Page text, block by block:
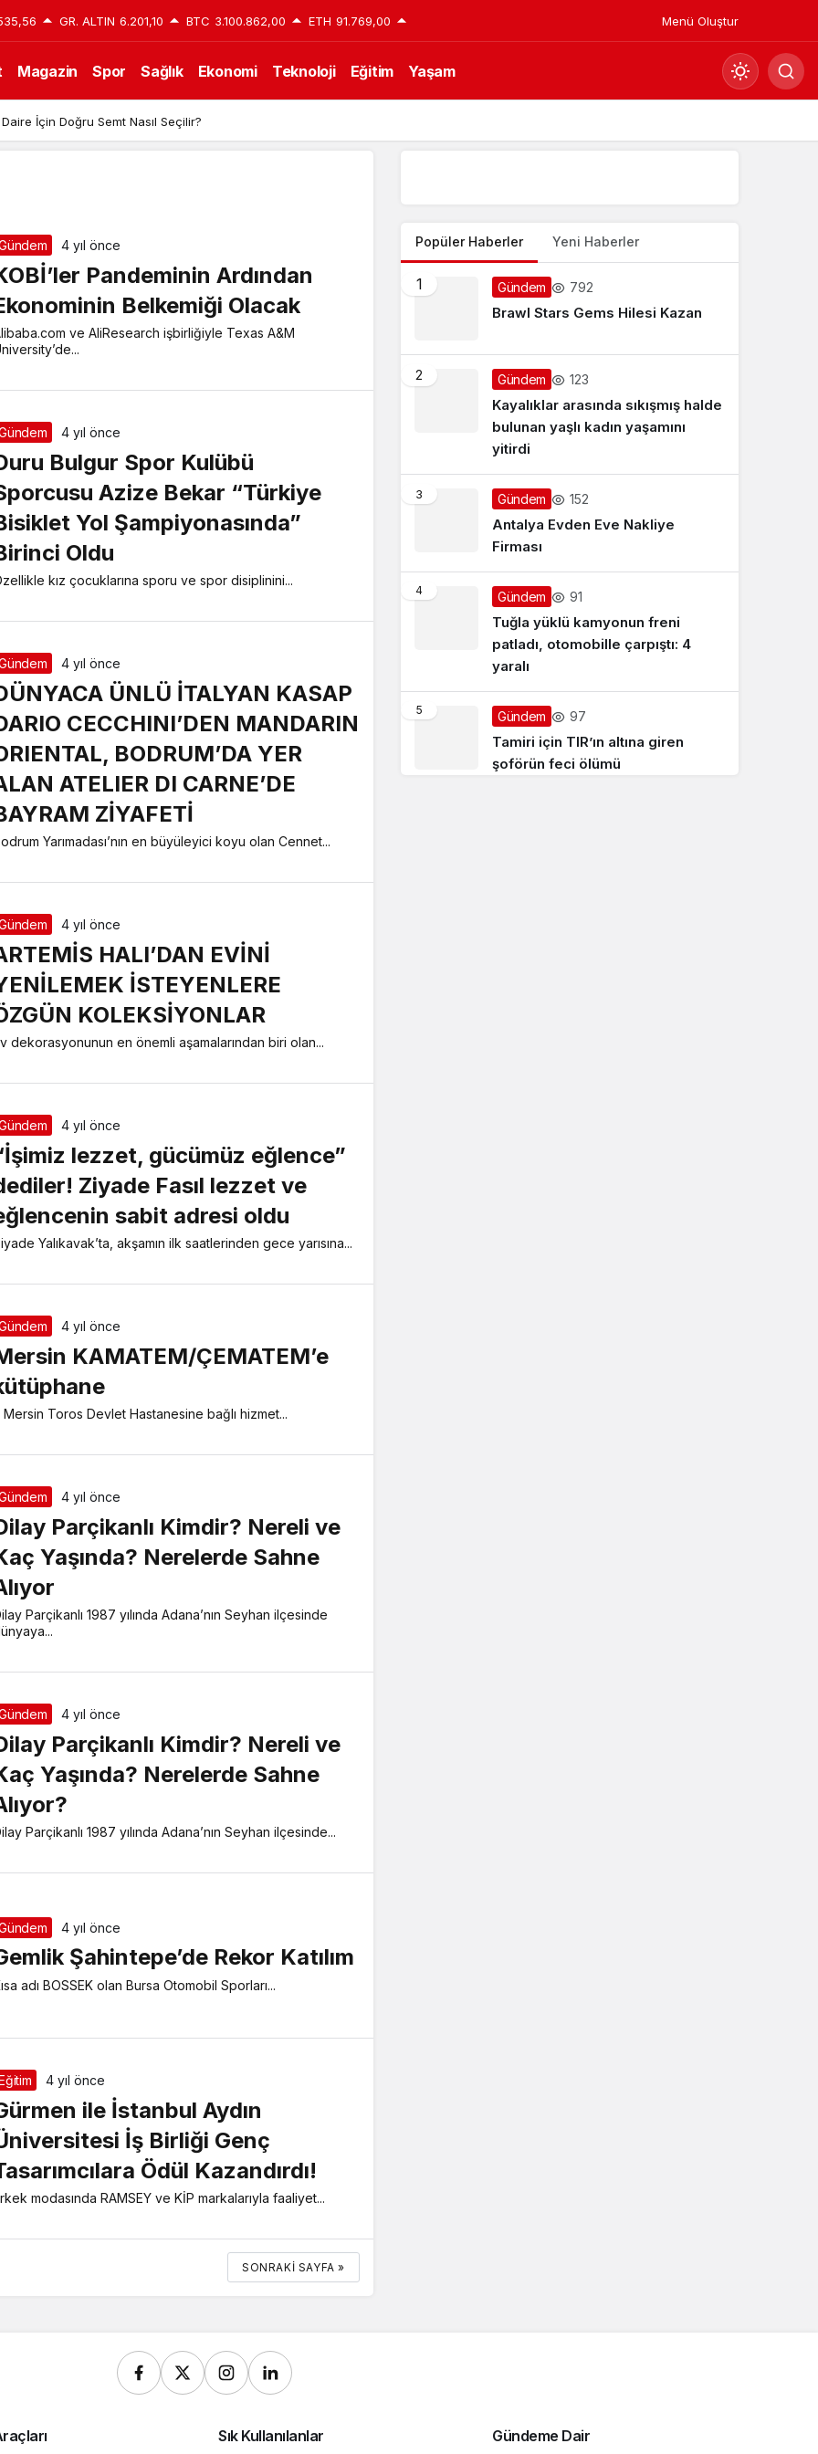
GR. ALTIN 6.201,10 BTC 3.100.862,00 ETH 91.769,00 Menü Oluştur
Magazin Spor Sağlık Ekonomi Teknoloji Eğitim Yaşam
Mod
değiştir
Gece Modu
Gece modunu seçin.
Sistem Modu
Sistem modunu seçin.
İçin Doğru Semt Nasıl Seçilir?
4 yıl önce
Pandeminin Ardından
Belkemiği Olacak
ve AliResearch işbirliğiyle Texas A&M
4 yıl önce
Bulgur Spor Kulübü
Azize Bekar “Türkiye
Yol Şampiyonasında”
Oldu
kız çocuklarına sporu ve spor disiplinini...
4 yıl önce
ÜNLÜ İTALYAN KASAP
CECCHINI’DEN MANDARIN
BODRUM’DA YER
ATELIER DI CARNE’DE
ZİYAFETİ
Yarımadası’nın en büyüleyici koyu olan Cennet...
4 yıl önce
HALI’DAN EVİNİ
İSTEYENLERE
KOLEKSİYONLAR
dekorasyonunun en önemli aşamalarından biri olan...
4 yıl önce
lezzet, gücümüz eğlence”
Ziyade Fasıl lezzet ve
sabit adresi oldu
Yalıkavak’ta, akşamın ilk saatlerinden gece yarısına...
4 yıl önce
KAMATEM/ÇEMATEM’e
Toros Devlet Hastanesine bağlı hizmet...
4 yıl önce
Parçikanlı Kimdir? Nereli ve
Yaşında? Nerelerde Sahne
Parçikanlı 1987 yılında Adana’nın Seyhan ilçesinde
4 yıl önce
Parçikanlı Kimdir? Nereli ve
Yaşında? Nerelerde Sahne
Parçikanlı 1987 yılında Adana’nın Seyhan ilçesinde...
4 yıl önce
Şahintepe’de Rekor Katılım
adı BOSSEK olan Bursa Otomobil Sporları...
4 yıl önce
ile İstanbul Aydın
İş Birliği Genç
Ödül Kazandırdı!
modasında RAMSEY ve KİP markalarıyla faaliyet...
SONRAKI SAYFA »
Popüler Haberler Yeni Haberler
1 Gündem 792
Brawl Stars Gems Hilesi Kazan
2 Gündem 123
Kayalıklar arasında sıkışmış halde
bulunan yaşlı kadın yaşamını
yitirdi
3 Gündem 152
Antalya Evden Eve Nakliye
Firması
4 Gündem 91
Tuğla yüklü kamyonun freni
patladı, otomobille çarpıştı: 4
yaralı
5 Gündem 97
Tamiri için TIR’ın altına giren
şoförün feci ölümü
Sık Kullanılanlar Gündeme Dair